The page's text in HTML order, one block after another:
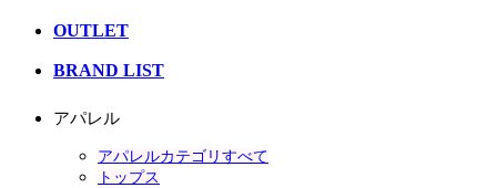
OUTLET
BRAND LIST
アパレル
アパレルカテゴリすべて
トップス